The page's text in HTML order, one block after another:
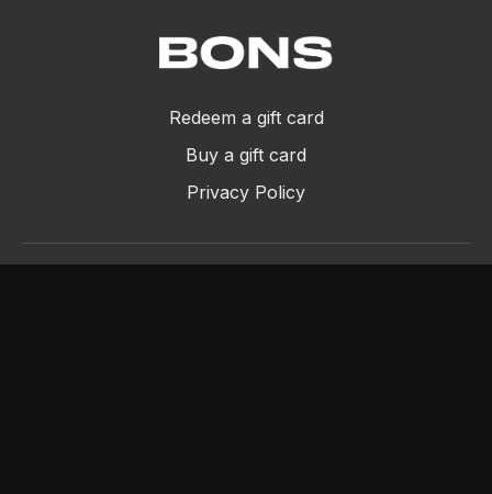
Redeem a gift card
Buy a gift card
Privacy Policy